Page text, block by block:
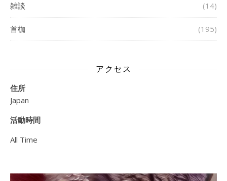
雑談 (14)
首枷 (195)
アクセス
住所
Japan
活動時間
All Time